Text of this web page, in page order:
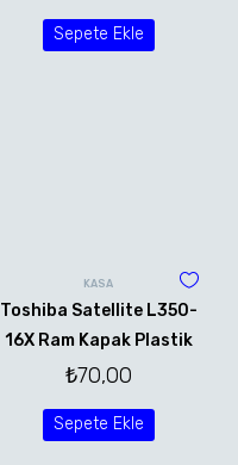
Sepete Ekle
KASA
Toshiba Satellite L350-
16X Ram Kapak Plastik
₺70,00
Sepete Ekle